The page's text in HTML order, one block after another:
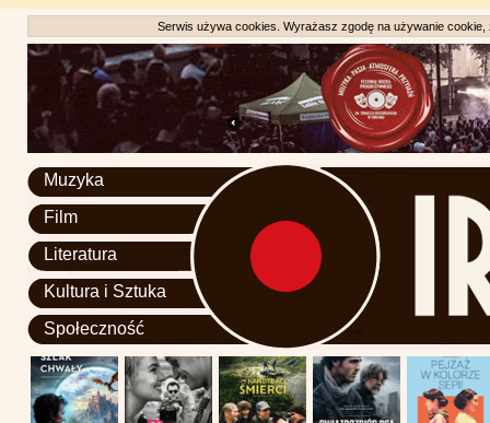
Serwis używa cookies. Wyrażasz zgodę na używanie
Muzyka
Film
Literatura
Kultura i Sztuka
Społeczność